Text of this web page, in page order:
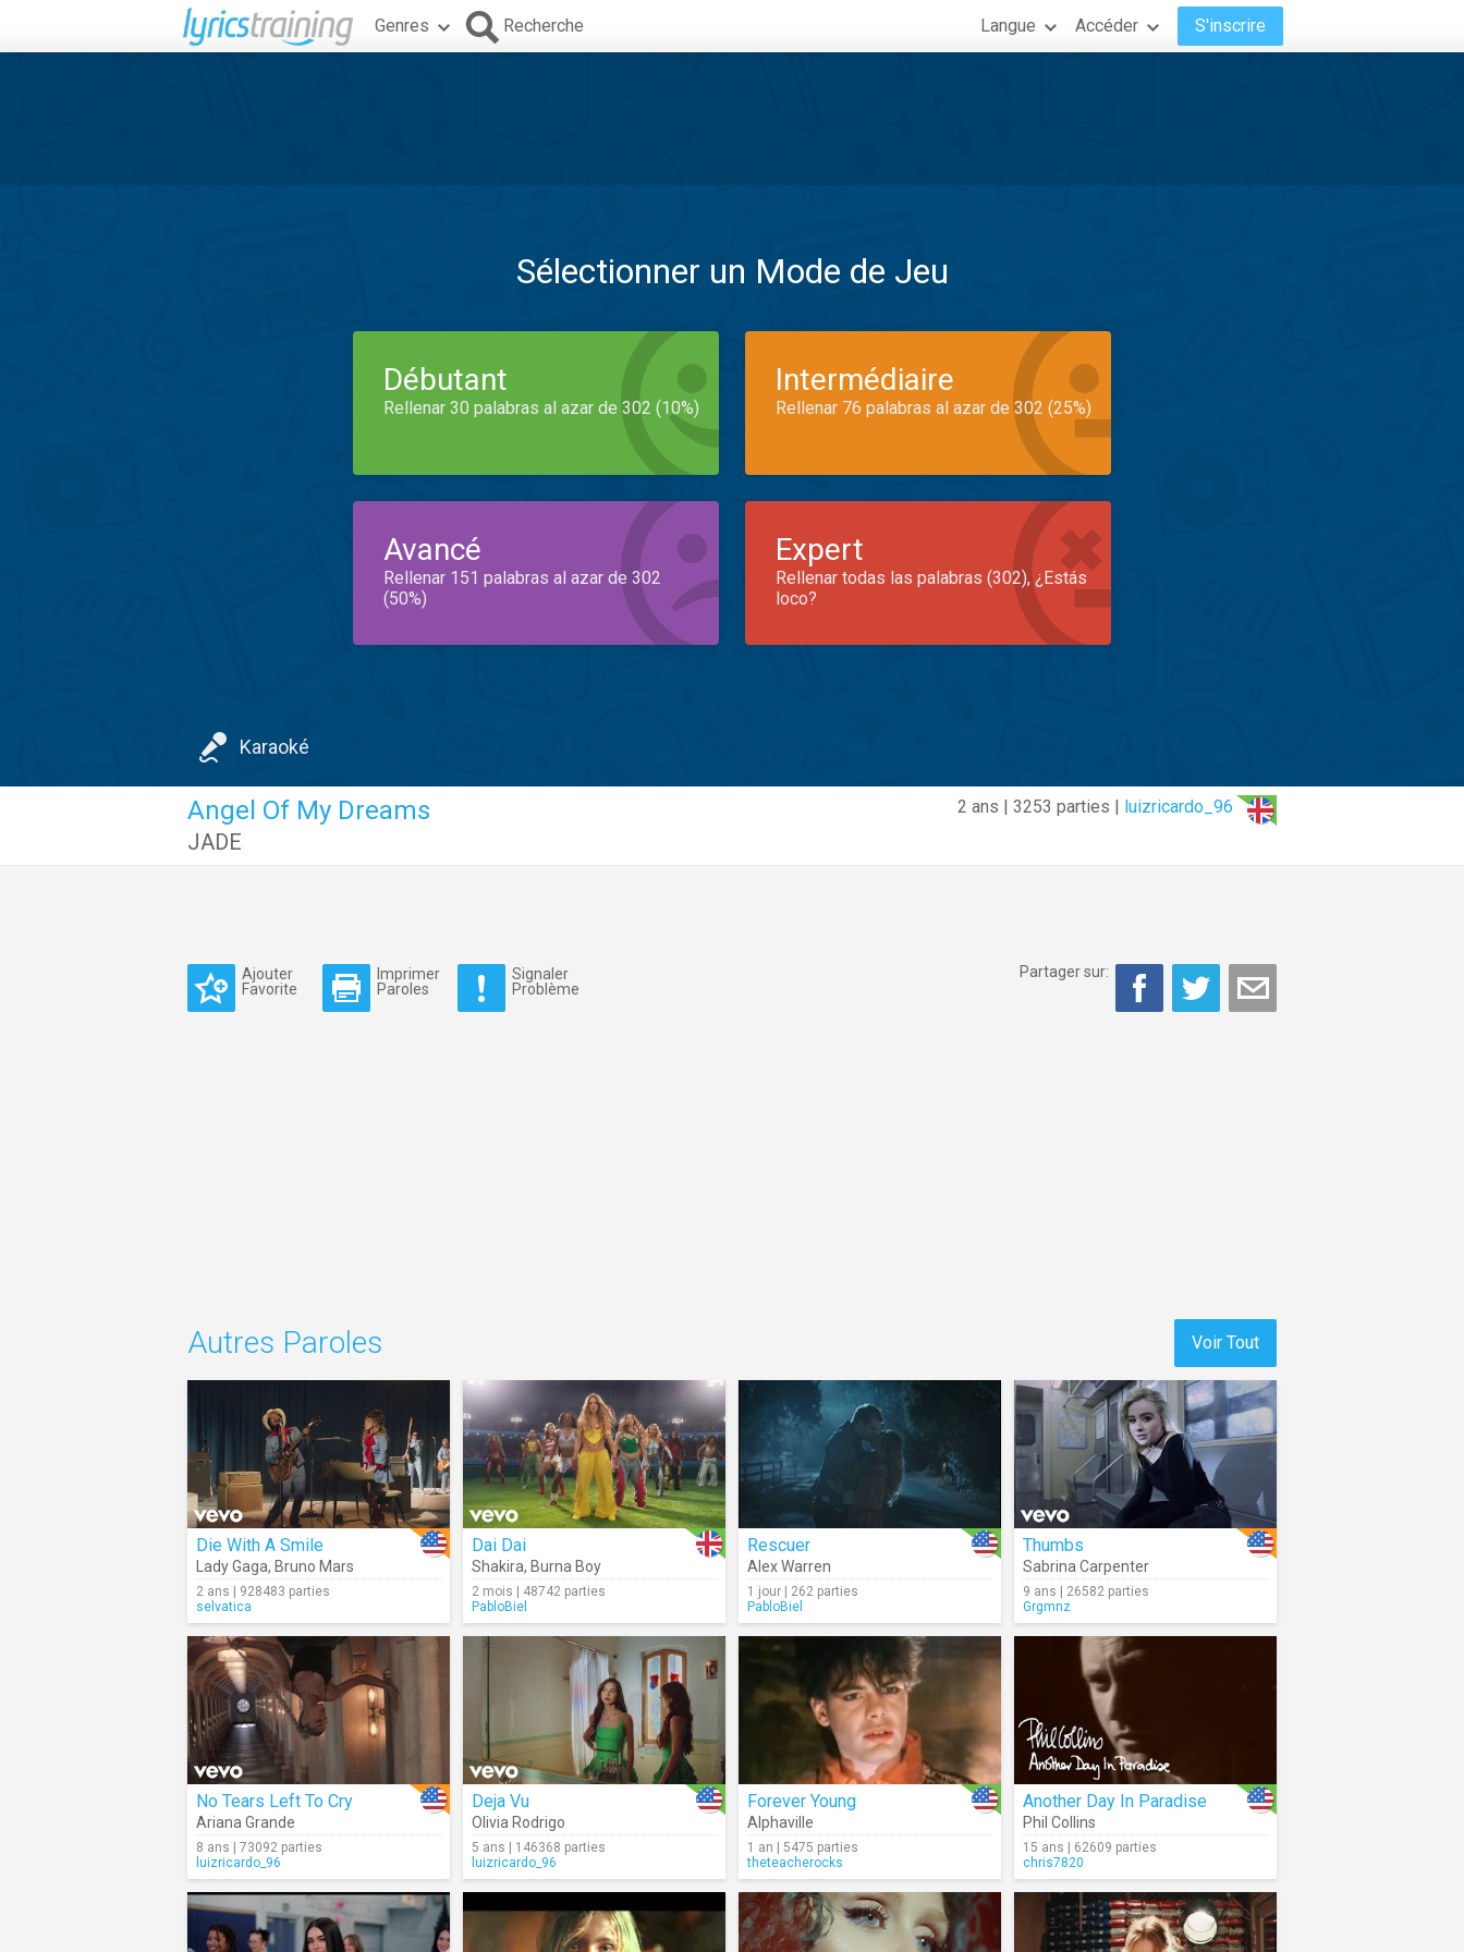
Genres Recherche Langue Accéder S'inscrire
Sélectionner un Mode de Jeu
Débutant
Rellenar 30 palabras al azar de 302 (10%)
Intermédiaire
Rellenar 76 palabras al azar de 302 (25%)
Avancé
Rellenar 151 palabras al azar de 302
(50%)
Expert
Rellenar todas las palabras (302), ¿Estás
loco?
Karaoké
2 ans | 3253 parties | luizricardo_96
Angel Of My Dreams
JADE
Ajouter
Favorite
Imprimer
Paroles
Signaler
Problème
Partager sur:
Voir Tout
Autres Paroles
Die With A Smile
Lady Gaga, Bruno Mars
2 ans | 928483 parties
selvatica
Dai Dai
Shakira, Burna Boy
2 mois | 48742 parties
PabloBiel
Rescuer
Alex Warren
1 jour | 262 parties
PabloBiel
Thumbs
Sabrina Carpenter
9 ans | 26582 parties
Grgmnz
No Tears Left To Cry
Ariana Grande
8 ans | 73092 parties
luizricardo_96
Deja Vu
Olivia Rodrigo
5 ans | 146368 parties
luizricardo_96
Forever Young
Alphaville
1 an | 5475 parties
theteacherocks
Another Day In Paradise
Phil Collins
15 ans | 62609 parties
chris7820